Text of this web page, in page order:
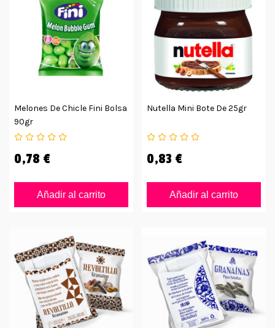
Melones De Chicle Fini Bolsa
90gr
0,78 €
Añadir al carrito
Nutella Mini Bote De 25gr
0,83 €
Añadir al carrito